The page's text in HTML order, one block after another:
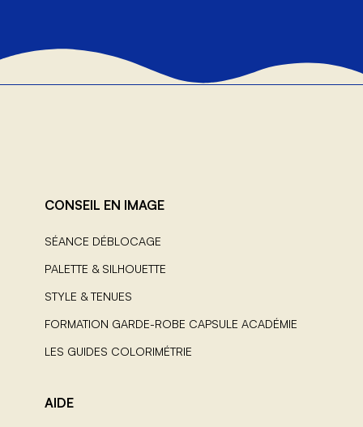
CONSEIL EN IMAGE
SÉANCE DÉBLOCAGE
PALETTE & SILHOUETTE
STYLE & TENUES
FORMATION GARDE-ROBE CAPSULE ACADÉMIE
LES GUIDES COLORIMÉTRIE
AIDE